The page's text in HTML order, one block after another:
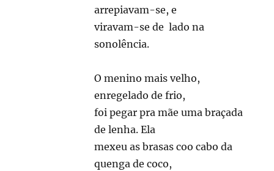
arrepiavam-se, e
viravam-se de lado na
sonolência.
O menino mais velho,
enregelado de frio,
foi pegar pra mãe uma braçada
de lenha. Ela
mexeu as brasas coo cabo da
quenga de coco,